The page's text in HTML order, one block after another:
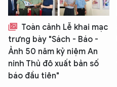
Toàn cảnh Lễ khai mạc
trưng bày "Sách - Báo -
Ảnh 50 năm kỷ niệm An
ninh Thủ đô xuất bản số
báo đầu tiên"